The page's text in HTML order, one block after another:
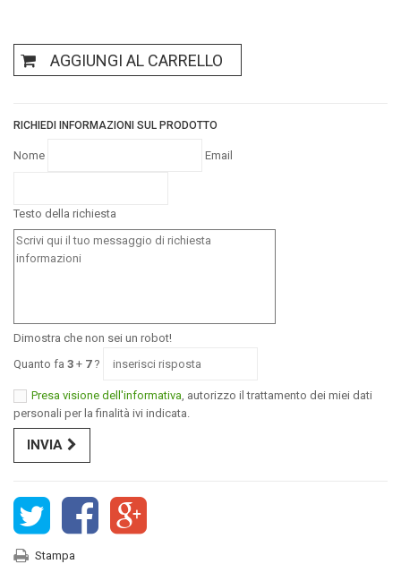
AGGIUNGI AL CARRELLO
RICHIEDI INFORMAZIONI SUL PRODOTTO
Nome Email
Testo della richiesta
Dimostra che non sei un robot!
Quanto fa 3 + 7?
Presa visione dell'informativa , autorizzo il trattamento dei miei dati
personali per la finalità ivi indicata.
INVIA
Stampa